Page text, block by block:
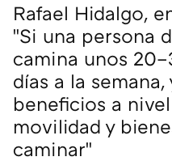
Rafael Hidalgo,
"Si una persona
camina unos
días a la
beneficios a
movilidad y
caminar"